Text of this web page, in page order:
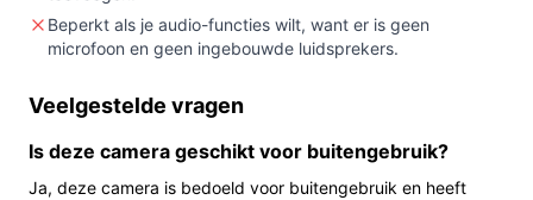
netstroom mogelijk is op de plaats waar je de
camera wilt hangen en dat je Wi‑Fi-netwerk 2,4 of
5 GHz biedt.
Wat je in de praktijk merkt
In gebruik levert dit type camera een vaste, zichtbare
bewakingsopstelling: je monteert de meegeleverde
Beperkt als je audio-functies wilt, want er is geen
microfoon en geen ingebouwde luidsprekers.
Veelgestelde vragen
Is deze camera geschikt voor buitengebruik?
Ja, deze camera is bedoeld voor buitengebruik en heeft